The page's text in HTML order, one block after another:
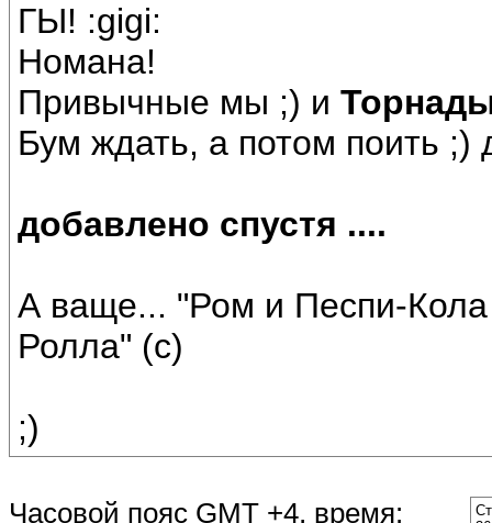
ГЫ! :gigi:
Номана!
Привычные мы ;) и
Бум ждать, а потом поить ;)
добавлено спустя ....
А ваще... "Ром и Песпи-Кола
Ролла" (с)
;)
Часовой пояс GMT +4, время: